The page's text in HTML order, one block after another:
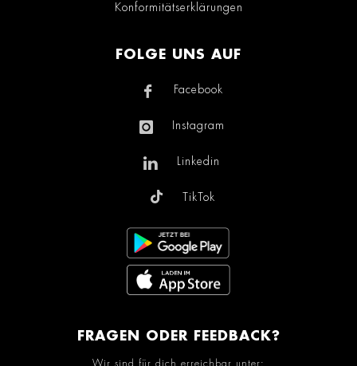
Konformitätserklärungen
FOLGE UNS AUF
Facebook
Instagram
Linkedin
TikTok
FRAGEN ODER FEEDBACK?
Wir sind für dich erreichbar unter: